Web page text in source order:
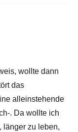
wollte dann
das
alleinstehende
. Da wollte ich
länger zu leben,